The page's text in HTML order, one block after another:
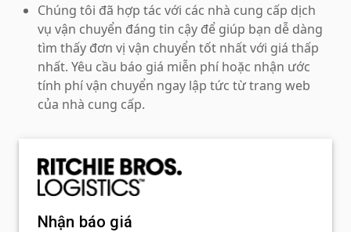
Chúng tôi đã hợp tác với các nhà cung cấp dịch
vụ vận chuyển đáng tin cậy để giúp bạn dễ dàng
tìm thấy đơn vị vận chuyển tốt nhất với giá thấp
nhất. Yêu cầu báo giá miễn phí hoặc nhận ước
tính phí vận chuyển ngay lập tức từ trang web
của nhà cung cấp.
Nhận báo giá